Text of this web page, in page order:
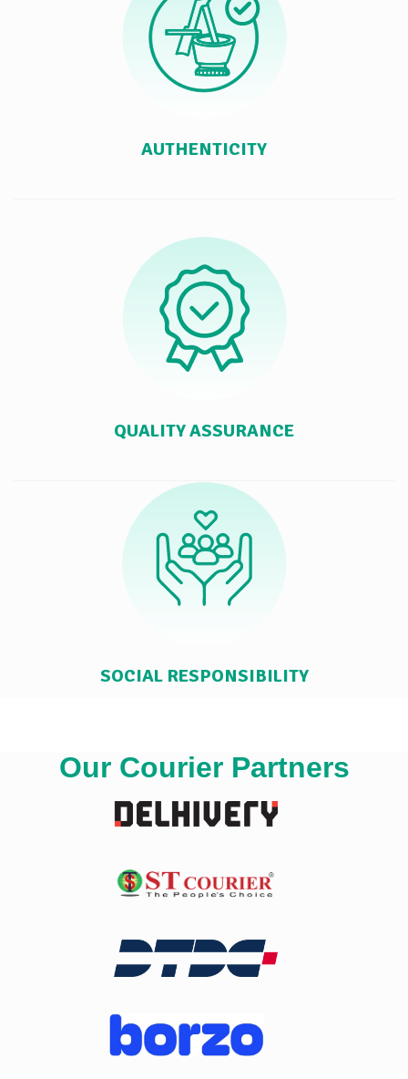
AUTHENTICITY
QUALITY ASSURANCE
SOCIAL RESPONSIBILITY
Our Courier Partners